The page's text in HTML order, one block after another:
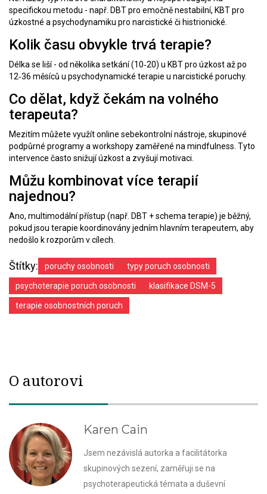
specifickou metodu - např. DBT pro emočně nestabilní, KBT pro
úzkostné a psychodynamiku pro narcistické či histrionické.
Kolik času obvykle trvá terapie?
Délka se liší - od několika setkání (10‑20) u KBT pro úzkost až po
12‑36 měsíců u psychodynamické terapie u narcistické poruchy.
Co dělat, když čekám na volného
terapeuta?
Mezitím můžete využít online sebekontrolní nástroje, skupinové
podpůrné programy a workshopy zaměřené na mindfulness. Tyto
intervence často snižují úzkost a zvyšují motivaci.
Můžu kombinovat více terapií
najednou?
Ano, multimodální přístup (např. DBT + schema terapie) je běžný,
pokud jsou terapie koordinovány jedním hlavním terapeutem, aby
nedošlo k rozporům v cílech.
Štítky: poruchy osobnosti typy poruch osobnosti
psychoterapie poruch osobnosti klasifikace DSM-5
terapie osobnostních poruch
O autorovi
Karen Cain
Jsem nezávislá autorka a facilitátorka
skupinových sezení, zaměřuji se na
psychoterapeutická témata a duševní